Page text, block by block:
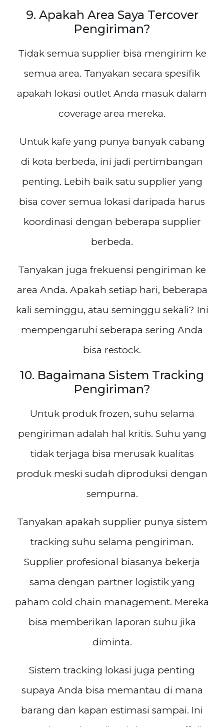
9. Apakah Area Saya Tercover
Pengiriman?
Tidak semua supplier bisa mengirim ke
semua area. Tanyakan secara spesifik
apakah lokasi outlet Anda masuk dalam
coverage area mereka.
Untuk kafe yang punya banyak cabang
di kota berbeda, ini jadi pertimbangan
penting. Lebih baik satu supplier yang
bisa cover semua lokasi daripada harus
koordinasi dengan beberapa supplier
berbeda.
Tanyakan juga frekuensi pengiriman ke
area Anda. Apakah setiap hari, beberapa
kali seminggu, atau seminggu sekali? Ini
mempengaruhi seberapa sering Anda
bisa restock.
10. Bagaimana Sistem Tracking
Pengiriman?
Untuk produk frozen, suhu selama
pengiriman adalah hal kritis. Suhu yang
tidak terjaga bisa merusak kualitas
produk meski sudah diproduksi dengan
sempurna.
Tanyakan apakah supplier punya sistem
tracking suhu selama pengiriman.
Supplier profesional biasanya bekerja
sama dengan partner logistik yang
paham cold chain management. Mereka
bisa memberikan laporan suhu jika
diminta.
Sistem tracking lokasi juga penting
supaya Anda bisa memantau di mana
barang dan kapan estimasi sampai. Ini